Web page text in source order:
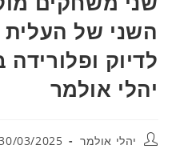
לדיוק ופלורידה
יהלי אולמר
מחבר:יהלי אולמר פורסם:
03/2025